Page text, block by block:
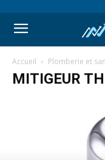
Accueil Plomberie et
MITIGEUR